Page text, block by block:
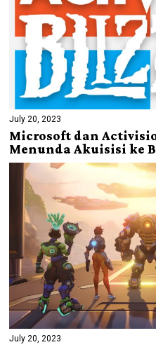
July 20, 2023
Microsoft dan
Menunda Akuisisi ke
July 20, 2023